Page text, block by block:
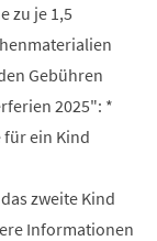
zu je 1,5
Gebühren
2025": *
für ein Kind
zweite Kind
Informationen